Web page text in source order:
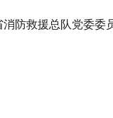
防救援总队党